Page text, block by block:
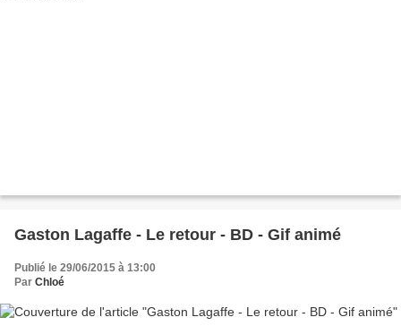
Gaston Lagaffe - Le retour - BD - Gif animé
Publié le 29/06/2015 à 13:00
Par Chloé